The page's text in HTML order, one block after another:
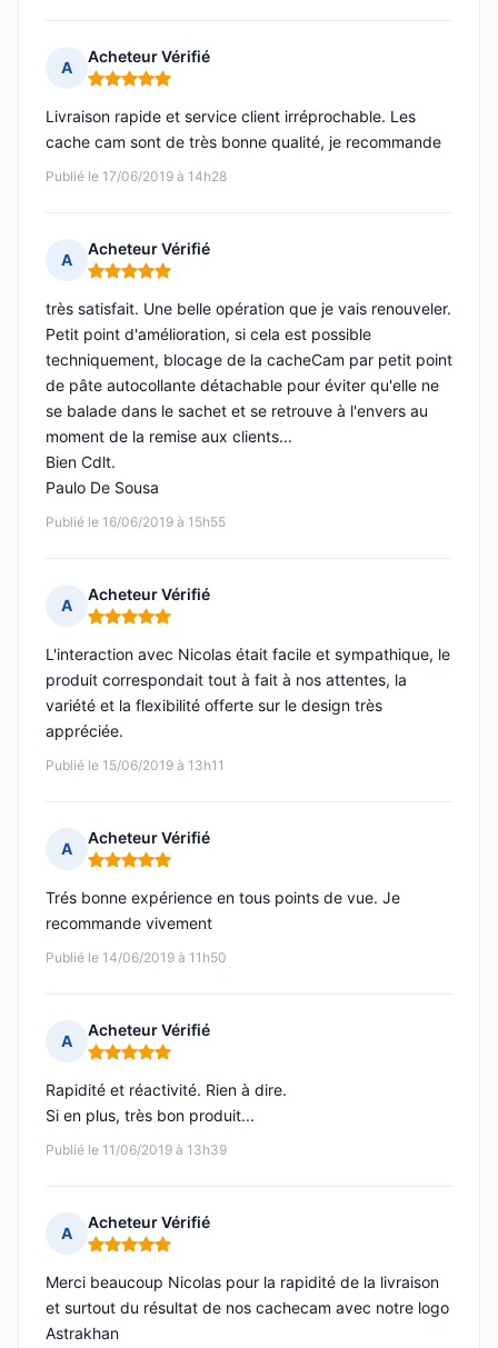
A
Acheteur Vérifié
Note : 5 sur 5
Publié le 17/06/2019 à 14h28
Livraison rapide et service client irréprochable. Les
cache cam sont de très bonne qualité, je recommande
A
Acheteur Vérifié
Note : 5 sur 5
Publié le 16/06/2019 à 15h55
très satisfait. Une belle opération que je vais renouveler.
Petit point d'amélioration, si cela est possible
techniquement, blocage de la cacheCam par petit point
de pâte autocollante détachable pour éviter qu'elle ne
se balade dans le sachet et se retrouve à l'envers au
moment de la remise aux clients...
Bien Cdlt.
Paulo De Sousa
A
Acheteur Vérifié
Note : 5 sur 5
Publié le 15/06/2019 à 13h11
L'interaction avec Nicolas était facile et sympathique, le
produit correspondait tout à fait à nos attentes, la
variété et la flexibilité offerte sur le design très
appréciée.
A
Acheteur Vérifié
Note : 5 sur 5
Publié le 14/06/2019 à 11h50
Trés bonne expérience en tous points de vue. Je
recommande vivement
A
Acheteur Vérifié
Note : 5 sur 5
Publié le 11/06/2019 à 13h39
Rapidité et réactivité. Rien à dire.
Si en plus, très bon produit...
A
Acheteur Vérifié
Note : 5 sur 5
Merci beaucoup Nicolas pour la rapidité de la livraison
et surtout du résultat de nos cachecam avec notre logo
Astrakhan